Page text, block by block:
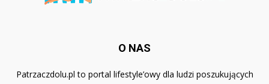
O NAS
Patrzaczdolu.pl to portal lifestyle’owy dla ludzi poszukujących